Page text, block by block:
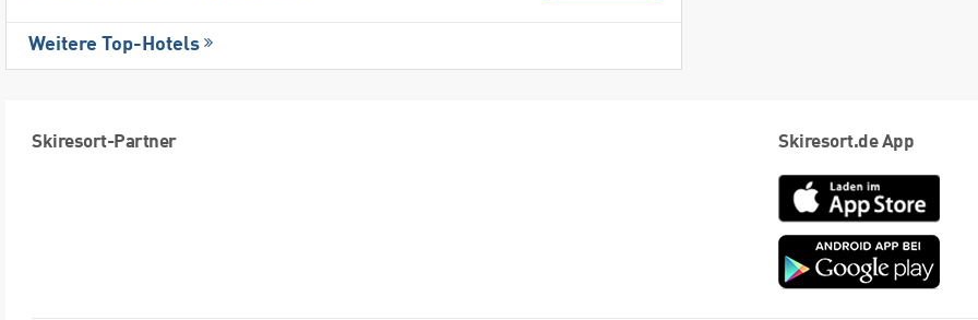
Weitere Top-Hotels
Skiresort-Partner Skiresort.de App
App
Store